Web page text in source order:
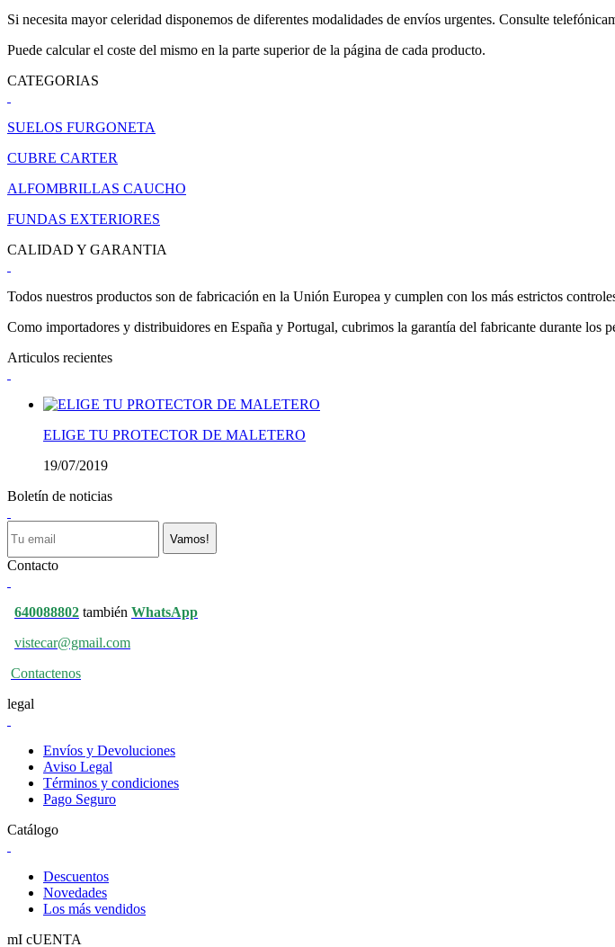
Si necesita mayor celeridad disponemos de diferentes modalidades de envíos urgentes. Consulte
Puede calcular el coste del mismo en la parte superior de la página de cada producto.
CATEGORIAS
SUELOS FURGONETA
CUBRE CARTER
ALFOMBRILLAS CAUCHO
FUNDAS EXTERIORES
CALIDAD Y GARANTIA
Todos nuestros productos son de fabricación en la Unión Europea y cumplen con los más estrictos
Como importadores y distribuidores en España y Portugal, cubrimos la garantía del fabricante durante los
Articulos recientes
ELIGE TU PROTECTOR DE MALETERO
19/07/2019
Boletín de noticias
Vamos!
Contacto
640088802 también WhatsApp
vistecar@gmail.com
Contactenos
legal
Envíos y Devoluciones
Aviso Legal
Términos y condiciones
Pago Seguro
Catálogo
Descuentos
Novedades
Los más vendidos
mI cUENTA